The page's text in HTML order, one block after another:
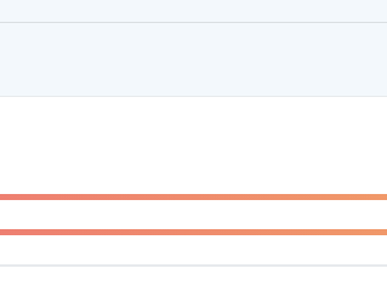
nhiệm trong một vũ trụ luôn biến